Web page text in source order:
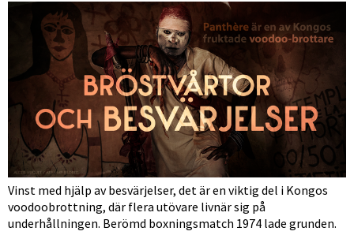
Vinst med hjälp av besvärjelser, det är en viktig del i Kongos
voodoobrottning, där flera utövare livnär sig på
underhållningen. Berömd boxningsmatch 1974 lade grunden.